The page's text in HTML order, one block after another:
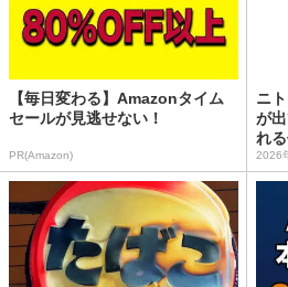
【毎日変わる】Amazonタイム
セールが見逃せない！
PR(Amazon)
ニ
が
れ
2026